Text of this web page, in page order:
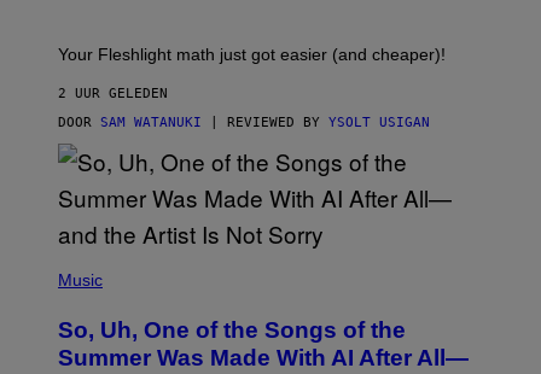
Your Fleshlight math just got easier (and cheaper)!
2 UUR GELEDEN
DOOR SAM WATANUKI | REVIEWED BY YSOLT USIGAN
P
T
O
B
Music
So, Uh, One of the Songs of the
Summer Was Made With AI After All—